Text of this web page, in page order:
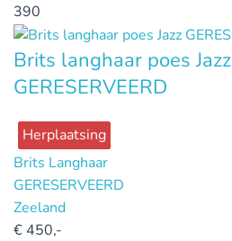
390
Brits langhaar poes Jazz
GERESERVEERD
Herplaatsing
Brits Langhaar
GERESERVEERD
Zeeland
€ 450,-